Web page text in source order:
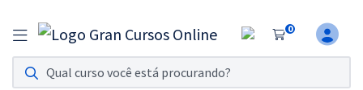
0
Assinatura Ilimitada 11
Acesso a todos os cursos. Teste grátis por 7 dias!